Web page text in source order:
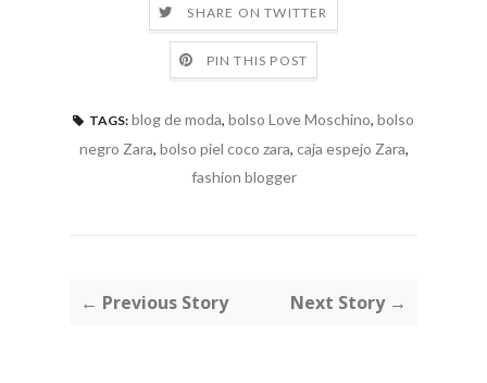
SHARE ON TWITTER
PIN THIS POST
TAGS: blog de moda, bolso Love Moschino, bolso
negro Zara, bolso piel coco zara, caja espejo Zara,
fashion blogger
← Previous Story Next Story →